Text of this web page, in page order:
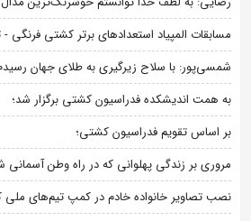
مسابقات المپیاد استعدادهای برتر کشتی فرنگی -
شمسی‌پور: با سلاح زیرگیری به طلای جهان
به همت اندیشکده فدراسیون کشتی برگزار شد؛
بر اساس تقویم فدراسیون کشتی؛
مروری بر زندگی پهلوانی که در راه وطن آسمانی
نصب تصاویر خانواده خادم در کمپ تیم‌های